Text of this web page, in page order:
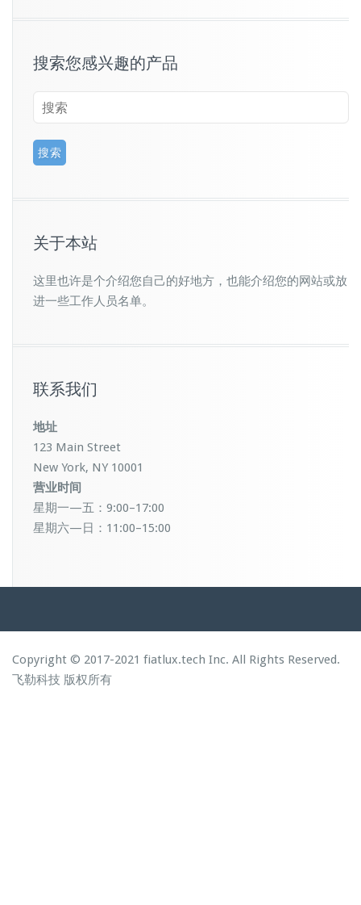
搜索您感兴趣的产品
关于本站
这里也许是个介绍您自己的好地方，也能介绍您的网站或放
进一些工作人员名单。
联系我们
地址
123 Main Street
New York, NY 10001
营业时间
星期一—五：9:00–17:00
星期六—日：11:00–15:00
Copyright © 2017-2021 fiatlux.tech Inc. All Rights Reserved.
飞勒科技 版权所有